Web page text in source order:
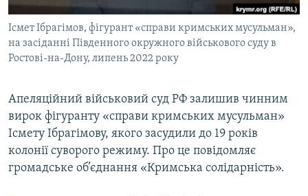
УКРАЇНСЬКА ПРОБЛЕМА КРИМУ
ІНФОГРАФІКА
ДОЛУЧАЙСЯ!
Усі сайти RFE/RL
Ісмет Ібрагімов, фігурант «справи кримських мусульман»,
на засіданні Південного окружного військового суду в
Ростові-на-Дону, липень 2022 року
Апеляційний військовий суд РФ залишив чинним
вирок фігуранту «справи кримських мусульман»
Ісмету Ібрагімову, якого засудили до 19 років
колонії суворого режиму. Про це повідомляє
громадське об’єднання «Кримська солідарність».